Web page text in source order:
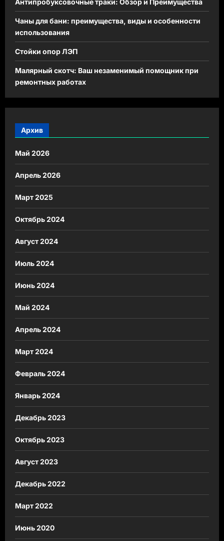
Чаны для бани: преимущества, виды и особенности
использования
Стойки опор ЛЭП
Малярный скотч: Ваш незаменимый помощник при
ремонтных работах
Архив
Май 2026
Апрель 2026
Март 2025
Октябрь 2024
Август 2024
Июль 2024
Июнь 2024
Май 2024
Апрель 2024
Март 2024
Февраль 2024
Январь 2024
Декабрь 2023
Октябрь 2023
Август 2023
Декабрь 2022
Март 2022
Июнь 2020